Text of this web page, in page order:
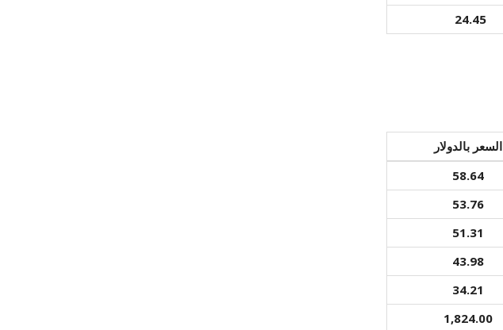
24.45
السعر بالدولار
58.64
53.76
51.31
43.98
34.21
1,824.00